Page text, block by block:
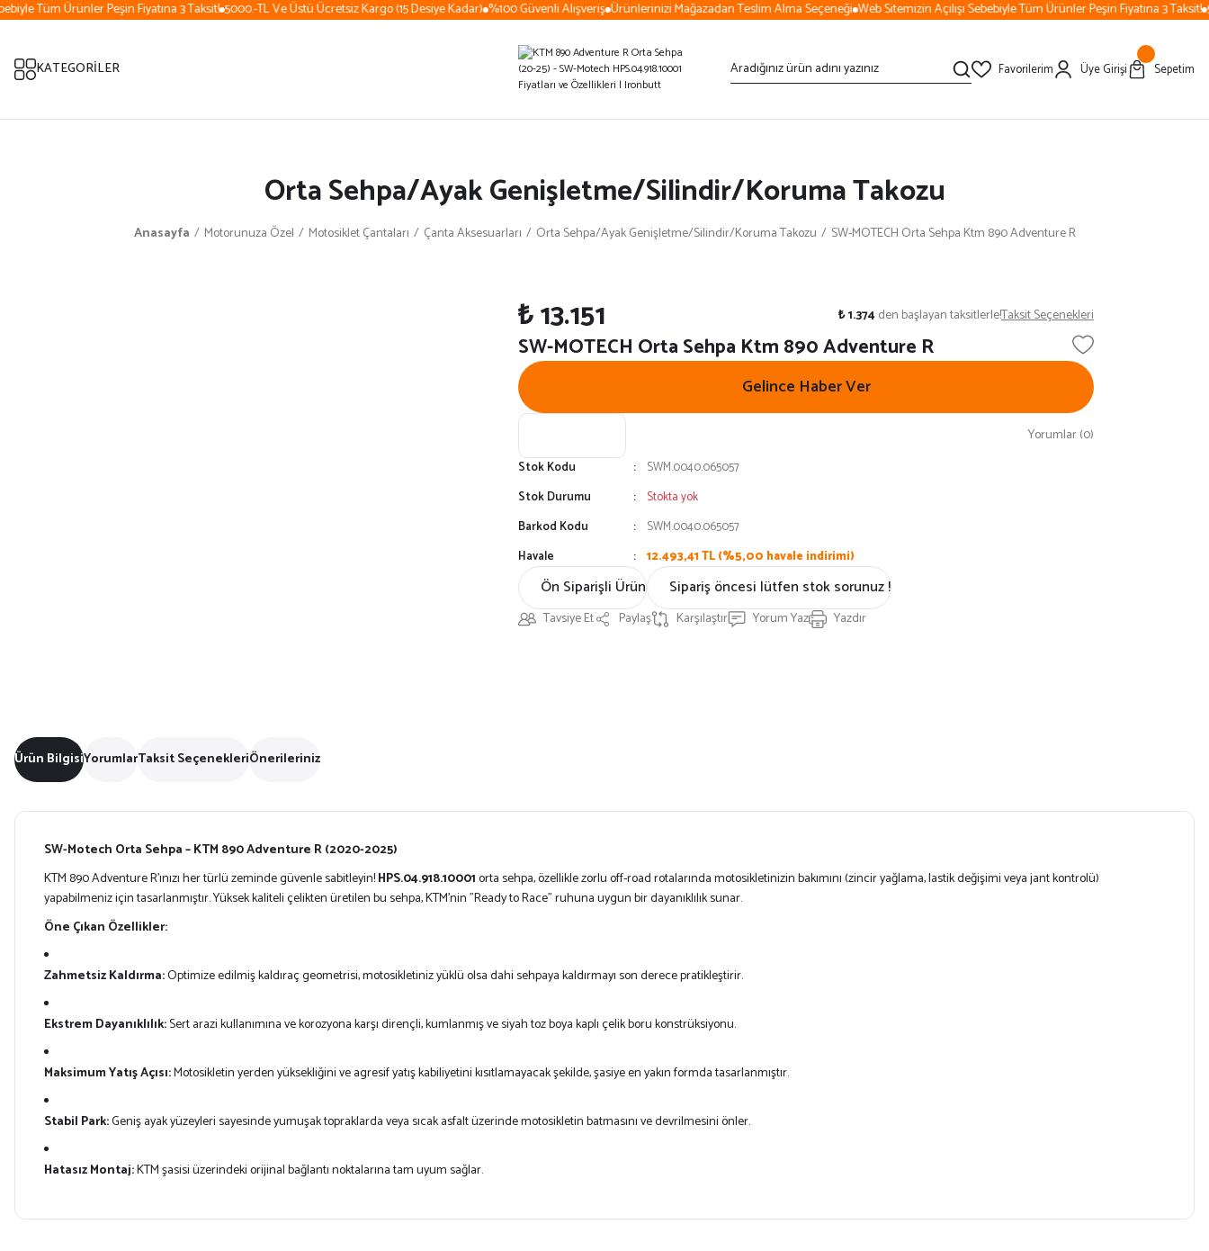
Tüm Ürünler Peşin Fiyatına 3 Taksit! 5000.-TL Ve Üstü Ücretsiz Kargo (15 Desiye Kadar) %100 Güvenli Alışveriş Ürünlerinizi Mağazadan Teslim Alma Seçeneği Web Sitemizin Açılışı Sebebiyle Tüm Ürünler Peşin Fiyatına 3 Taksit!
KATEGORİLER Favorilerim Üye Girişi Sepetim
Orta Sehpa/Ayak Genişletme/Silindir/Koruma Takozu
Anasayfa Motorunuza Özel Motosiklet Çantaları Çanta Aksesuarları Orta Sehpa/Ayak Genişletme/Silindir/Koruma Takozu SW-MOTECH Orta Sehpa Ktm 890 Adventure R
Yorumlar (0)
SW-MOTECH Orta Sehpa Ktm 890 Adventure R
₺ 13.151 ₺ 1.374den başlayan taksitlerle!Taksit Seçenekleri
Stok Kodu
SWM.0040.065057
Stok Durumu
Stokta yok
Barkod Kodu
SWM.0040.065057
Havale
12.493,41 TL (%5,00 havale indirimi)
Gelince Haber Ver
Ön Siparişli Ürün Sipariş öncesi lütfen stok sorunuz !
Tavsiye Et Paylaş Karşılaştır Yorum Yaz Yazdır
Ürün BilgisiYorumlarTaksit SeçenekleriÖnerileriniz
SW-Motech Orta Sehpa – KTM 890 Adventure R (2020-2025)
KTM 890 Adventure R’ınızı her türlü zeminde güvenle sabitleyin!HPS.04.918.10001orta sehpa,özellikle zorlu off-road rotalarında motosikletinizin bakımını (zincir yağlama,lastik değişimi veya jant kontrolü)
yapabilmeniz için tasarlanmıştır.Yüksek kaliteli çelikten üretilen bu sehpa,KTM’nin "Ready to Race" ruhuna uygun bir dayanıklılık sunar.
Öne Çıkan Özellikler:
Zahmetsiz Kaldırma:Optimize edilmiş kaldıraç geometrisi,motosikletiniz yüklü olsa dahi sehpaya kaldırmayı son derece pratikleştirir.
Ekstrem Dayanıklılık:Sert arazi kullanımına ve korozyona karşı dirençli,kumlanmış ve siyah toz boya kaplı çelik boru konstrüksiyonu.
Maksimum Yatış Açısı:Motosikletin yerden yüksekliğini ve agresif yatış kabiliyetini kısıtlamayacak şekilde,şasiye en yakın formda tasarlanmıştır.
Stabil Park:Geniş ayak yüzeyleri sayesinde yumuşak topraklarda veya sıcak asfalt üzerinde motosikletin batmasını ve devrilmesini önler.
Hatasız Montaj:KTM şasisi üzerindeki orijinal bağlantı noktalarına tam uyum sağlar.